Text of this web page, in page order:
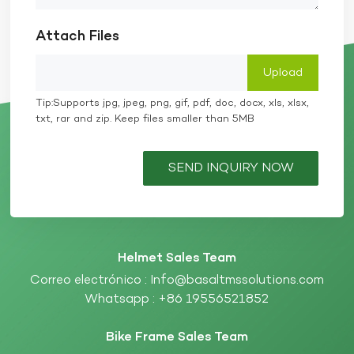
Attach Files
Tip:Supports jpg, jpeg, png, gif, pdf, doc, docx, xls, xlsx,
txt, rar and zip. Keep files smaller than 5MB
SEND INQUIRY NOW
Helmet Sales Team
Correo electrónico : Info@basaltmssolutions.com
Whatsapp : +86 19556521852
Bike Frame Sales Team